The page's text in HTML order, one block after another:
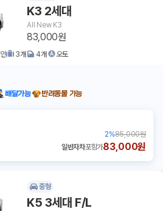
K3 2세대
All New K3
83,000원
인 3개 4개 오토
배달가능 반려동물 가능
2%85,000원
일반자차포함가83,000원
중형
K5 3세대 F/L